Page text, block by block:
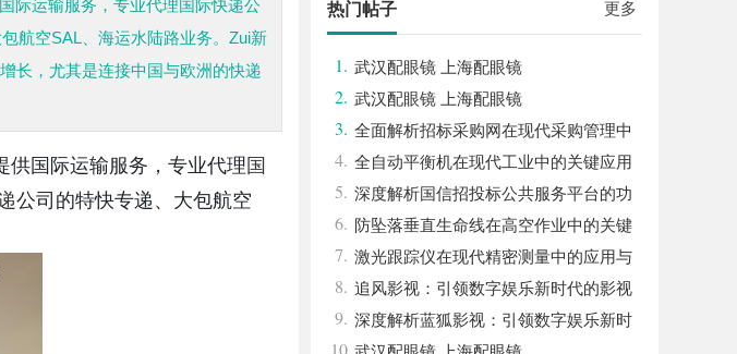
际运输服务，专业代理国际快递公
航空SAL、海运水陆路业务。Zui新
长，尤其是连接中国与欧洲的快递
供国际运输服务，专业代理国
公司的特快专递、大包航空
更多
热门帖子
1. 武汉配眼镜 上海配眼镜
2. 武汉配眼镜 上海配眼镜
3. 全面解析招标采购网在现代采购管理中
的重要作用与应用
4. 全自动平衡机在现代工业中的关键应用
与发展趋势解析
5. 深度解析国信招投标公共服务平台的功
能与优势
6. 防坠落垂直生命线在高空作业中的关键
应用与安全保障
7. 激光跟踪仪在现代精密测量中的应用与
发展趋势
8. 追风影视：引领数字娱乐新时代的影视
平台探索
9. 深度解析蓝狐影视：引领数字娱乐新时
10.